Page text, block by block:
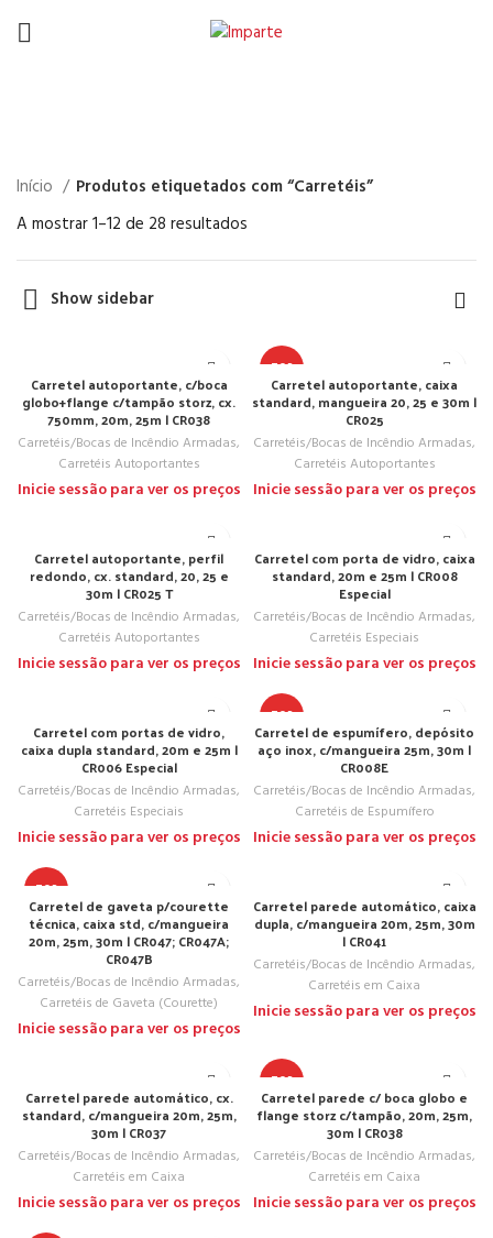
Início
Produtos etiquetados com “Carretéis”
A mostrar 1–12 de 28 resultados
Show sidebar
Carretel autoportante, c/boca
globo+flange c/tampão storz, cx.
750mm, 20m, 25m | CR038
Carretéis/Bocas de Incêndio Armadas,
Carretéis Autoportantes
Inicie sessão para ver os preços
TOP
Carretel autoportante, caixa
standard, mangueira 20, 25 e 30m |
CR025
Carretéis/Bocas de Incêndio Armadas,
Carretéis Autoportantes
Inicie sessão para ver os preços
Carretel autoportante, perfil
redondo, cx. standard, 20, 25 e
30m | CR025 T
Carretéis/Bocas de Incêndio Armadas,
Carretéis Autoportantes
Inicie sessão para ver os preços
Carretel com porta de vidro, caixa
standard, 20m e 25m | CR008
Especial
Carretéis/Bocas de Incêndio Armadas,
Carretéis Especiais
Inicie sessão para ver os preços
Carretel com portas de vidro,
caixa dupla standard, 20m e 25m |
CR006 Especial
Carretéis/Bocas de Incêndio Armadas,
Carretéis Especiais
Inicie sessão para ver os preços
TOP
Carretel de espumífero, depósito
aço inox, c/mangueira 25m, 30m |
CR008E
Carretéis/Bocas de Incêndio Armadas,
Carretéis de Espumífero
Inicie sessão para ver os preços
TOP
Carretel de gaveta p/courette
técnica, caixa std, c/mangueira
20m, 25m, 30m | CR047; CR047A;
CR047B
Carretéis/Bocas de Incêndio Armadas,
Carretéis de Gaveta (Courette)
Inicie sessão para ver os preços
Carretel parede automático, caixa
dupla, c/mangueira 20m, 25m, 30m
| CR041
Carretéis/Bocas de Incêndio Armadas,
Carretéis em Caixa
Inicie sessão para ver os preços
Carretel parede automático, cx.
standard, c/mangueira 20m, 25m,
30m | CR037
Carretéis/Bocas de Incêndio Armadas,
Carretéis em Caixa
Inicie sessão para ver os preços
TOP
Carretel parede c/ boca globo e
flange storz c/tampão, 20m, 25m,
30m | CR038
Carretéis/Bocas de Incêndio Armadas,
Carretéis em Caixa
Inicie sessão para ver os preços